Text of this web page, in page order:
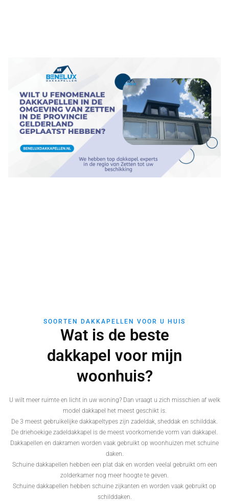
SOORTEN DAKKAPELLEN VOOR U HUIS
Wat is de beste
dakkapel voor mijn
woonhuis?
U wilt meer ruimte en licht in uw woning? Dan vraagt u zich misschien af welk
model dakkapel het meest geschikt is.
De 3 meest gebruikelijke dakkapeltypes zijn zadeldak, sheddak en schilddak.
De driehoekige zadeldakkapel is de meest voorkomende vorm van dakkapel.
Dakkapellen en dakramen worden vaak gebruikt op woonhuizen met schuine
daken.
Schuine dakkapellen hebben een plat dak en worden veelal gebruikt om een
zolderkamer nog meer hoogte te geven.
Schuine dakkapellen hebben schuine zijkanten en worden vaak gebruikt op
schilddaken.